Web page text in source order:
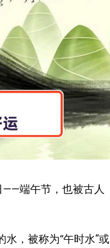
——端午节，也被古人
，被称为“午时水”或